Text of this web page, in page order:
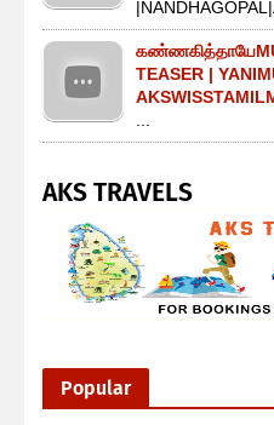
TEASER |
AKS TRAVELS
Popular